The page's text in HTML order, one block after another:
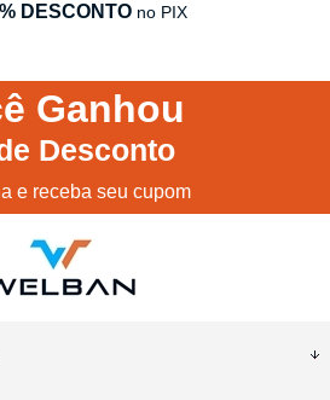
DESCONTO no PIX
Ganhou
Desconto
e receba seu cupom